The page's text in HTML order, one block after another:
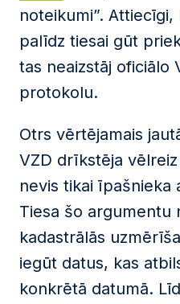
noteikumi”.
palīdz tiesai gūt
tas neaizstāj oficiālo
protokolu.
Otrs vērtējamais
VZD drīkstēja
nevis tikai īpašnieka
Tiesa šo argumentu
kadastrālās
iegūt datus, kas
konkrētā datumā.